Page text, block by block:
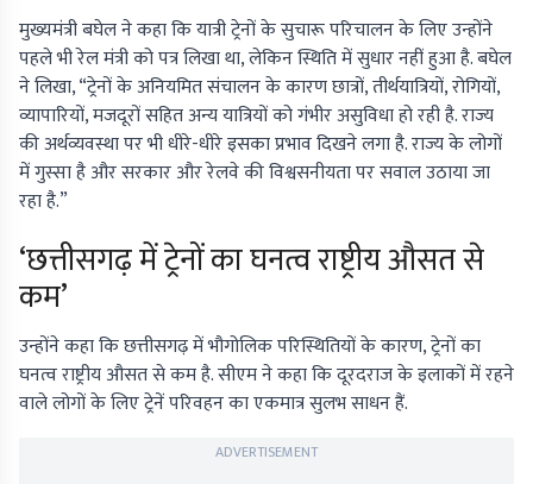
मुख्यमंत्री बघेल ने कहा कि यात्री ट्रेनों के सुचारू परिचालन के लिए उन्होंने
पहले भी रेल मंत्री को पत्र लिखा था, लेकिन स्थिति में सुधार नहीं हुआ है. बघेल
ने लिखा, “ट्रेनों के अनियमित संचालन के कारण छात्रों, तीर्थयात्रियों, रोगियों,
व्यापारियों, मजदूरों सहित अन्य यात्रियों को गंभीर असुविधा हो रही है. राज्य
की अर्थव्यवस्था पर भी धीरे-धीरे इसका प्रभाव दिखने लगा है. राज्य के लोगों
में गुस्सा है और सरकार और रेलवे की विश्वसनीयता पर सवाल उठाया जा
रहा है.”
‘छत्तीसगढ़ में ट्रेनों का घनत्व राष्ट्रीय औसत से
कम’
उन्होंने कहा कि छत्तीसगढ़ में भौगोलिक परिस्थितियों के कारण, ट्रेनों का
घनत्व राष्ट्रीय औसत से कम है. सीएम ने कहा कि दूरदराज के इलाकों में रहने
वाले लोगों के लिए ट्रेनें परिवहन का एकमात्र सुलभ साधन हैं.
ADVERTISEMENT